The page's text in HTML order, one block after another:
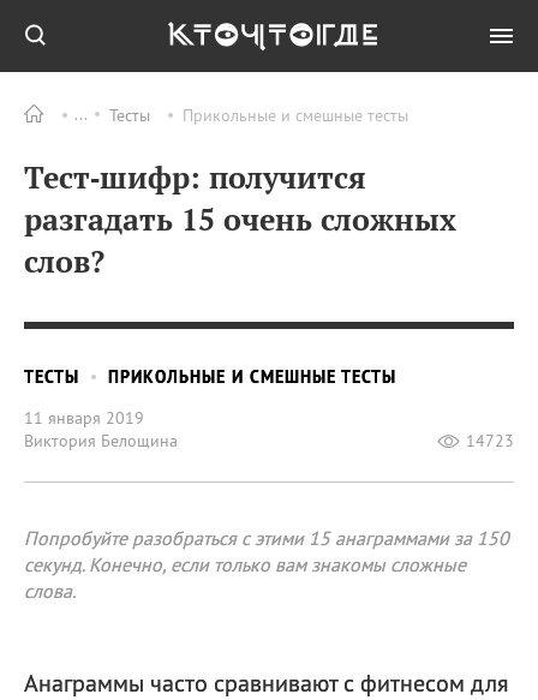
Тесты Прикольные и смешные тесты
Тест‑шифр: получится
разгадать 15 очень сложных
слов?
ТЕСТЫ
ПРИКОЛЬНЫЕ И СМЕШНЫЕ ТЕСТЫ
11 января 2019
Виктория Белощина
14723
Попробуйте разобраться с этими 15 анаграммами за 150
секунд. Конечно, если только вам знакомы сложные
слова.
Анаграммы часто сравнивают с фитнесом для